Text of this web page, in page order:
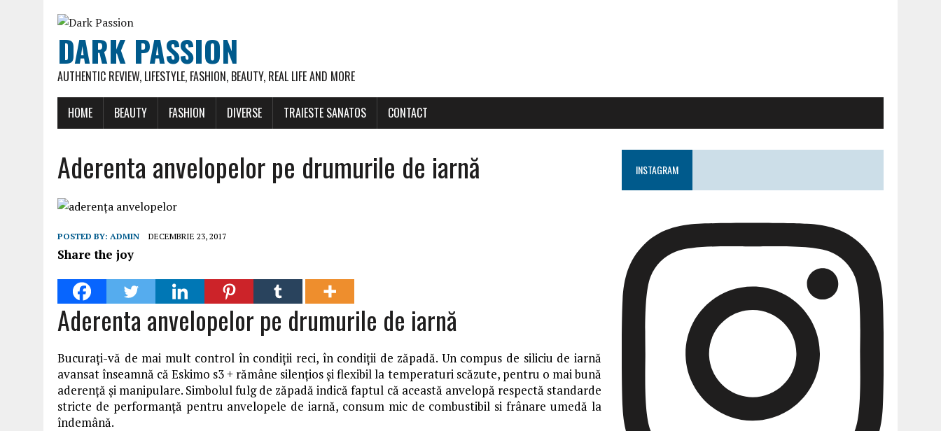
DARK PASSION
AUTHENTIC REVIEW, LIFESTYLE, FASHION, BEAUTY, REAL LIFE AND MORE
HOME BEAUTY FASHION DIVERSE TRAIESTE SANATOS CONTACT
Aderenta anvelopelor pe drumurile de iarnă
POSTED BY: ADMIN DECEMBRIE 23, 2017
Share the joy
Aderenta anvelopelor pe drumurile de iarnă
Bucurați-vă de mai mult control în condiții reci, în condiții de zăpadă. Un compus de siliciu de iarnă
avansat înseamnă că Eskimo s3 + rămâne silențios și flexibil la temperaturi scăzute, pentru o mai bună
aderență și manipulare. Simbolul fulg de zăpadă indică faptul că această anvelopă respectă standarde
stricte de performanță pentru anvelopele de iarnă, consum mic de combustibil si frânare umedă la
îndemână.
INSTAGRAM